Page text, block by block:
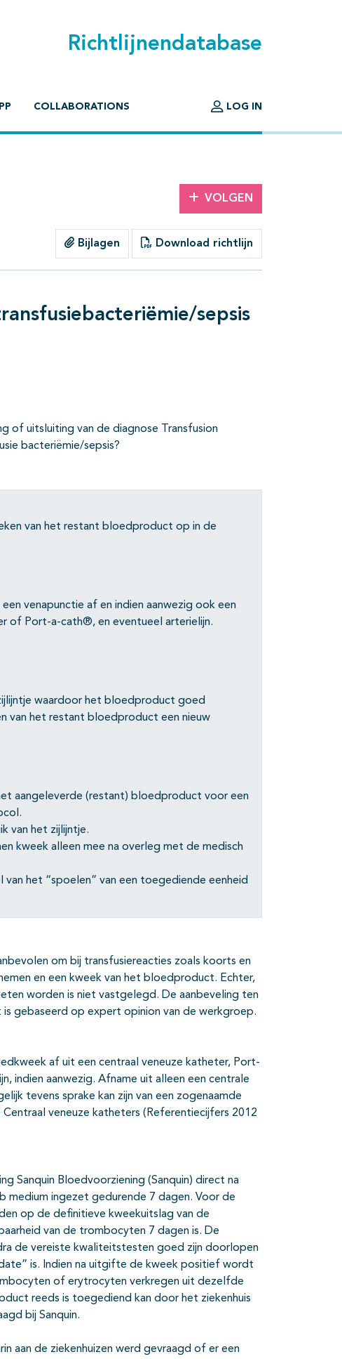
Richtlijnendatabase
COLLABORATIONS LOG IN
VOLGEN
Bijlagen Download richtlijn
sepsis
of uitsluiting van de diagnose Transfusion
bacteriëmie/sepsis?
van het restant bloedproduct op in de
venapunctie af en indien aanwezig ook een
of Port-a-cath®, en eventueel arterielijn.
waardoor het bloedproduct goed
het restant bloedproduct een nieuw
aangeleverde (restant) bloedproduct voor een
van het zijlijntje.
kweek alleen mee na overleg met de medisch
het “spoelen” van een toegediende eenheid
om bij transfusiereacties zoals koorts en
en een kweek van het bloedproduct. Echter,
worden is niet vastgelegd. De aanbeveling ten
gebaseerd op expert opinion van de werkgroep.
af uit een centraal veneuze katheter, Port-
indien aanwezig. Afname uit alleen een centrale
tevens sprake kan zijn van een zogenaamde
veneuze katheters (Referentiecijfers 2012
Sanquin Bloedvoorziening (Sanquin) direct na
medium ingezet gedurende 7 dagen. Voor de
op de definitieve kweekuitslag van de
van de trombocyten 7 dagen is. De
de vereiste kwaliteitstesten goed zijn doorlopen
is. Indien na uitgifte de kweek positief wordt
of erytrocyten verkregen uit dezelfde
reeds is toegediend kan door het ziekenhuis
bij Sanquin.
aan de ziekenhuizen werd gevraagd of er een